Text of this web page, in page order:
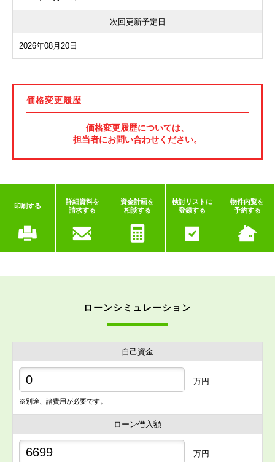
次回更新予定日
2026年08月20日
価格変更履歴
価格変更履歴については、
担当者にお問い合わせください。
印刷する
詳細資料を
請求する
資金計画を
相談する
検討リストに
登録する
物件内覧を
予約する
ローンシミュレーション
自己資金
万円
※別途、諸費用が必要です。
ローン借入額
万円